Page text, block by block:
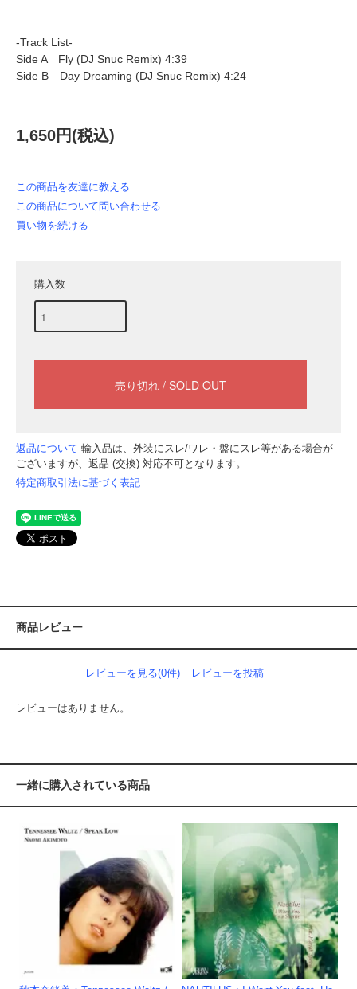
-Track List-
Side A Fly (DJ Snuc Remix) 4:39
Side B Day Dreaming (DJ Snuc Remix) 4:24
1,650円(税込)
この商品を友達に教える
この商品について問い合わせる
買い物を続ける
購入数
返品について 輸入品は、外装にスレ/ワレ・盤にスレ等がある場合が
ございますが、返品 (交換) 対応不可となります。
特定商取引法に基づく表記
商品レビュー
レビューを見る(0件) レビューを投稿
レビューはありません。
一緒に購入されている商品